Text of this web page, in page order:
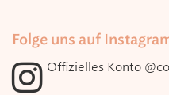
Folge uns auf
Offizielles Konto